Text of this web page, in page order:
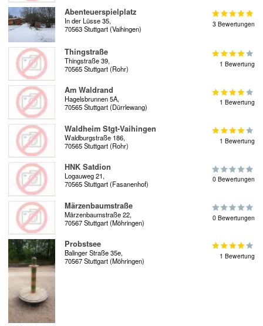
Abenteuerspielplatz
In der Lüsse 35,
70563 Stuttgart (Vaihingen)
3 Bewertungen
Thingstraße
Thingstraße 39,
70565 Stuttgart (Rohr)
1 Bewertung
Am Waldrand
Hagelsbrunnen 5A,
70565 Stuttgart (Dürrlewang)
1 Bewertung
Waldheim Stgt-Vaihingen
Waldburgstraße 186,
70565 Stuttgart (Rohr)
1 Bewertung
HNK Satdion
Logauweg 21,
70565 Stuttgart (Fasanenhof)
0 Bewertungen
Märzenbaumstraße
Märzenbaumstraße 22,
70567 Stuttgart (Möhringen)
0 Bewertungen
Probstsee
Balinger Straße 35e,
70567 Stuttgart (Möhringen)
1 Bewertung